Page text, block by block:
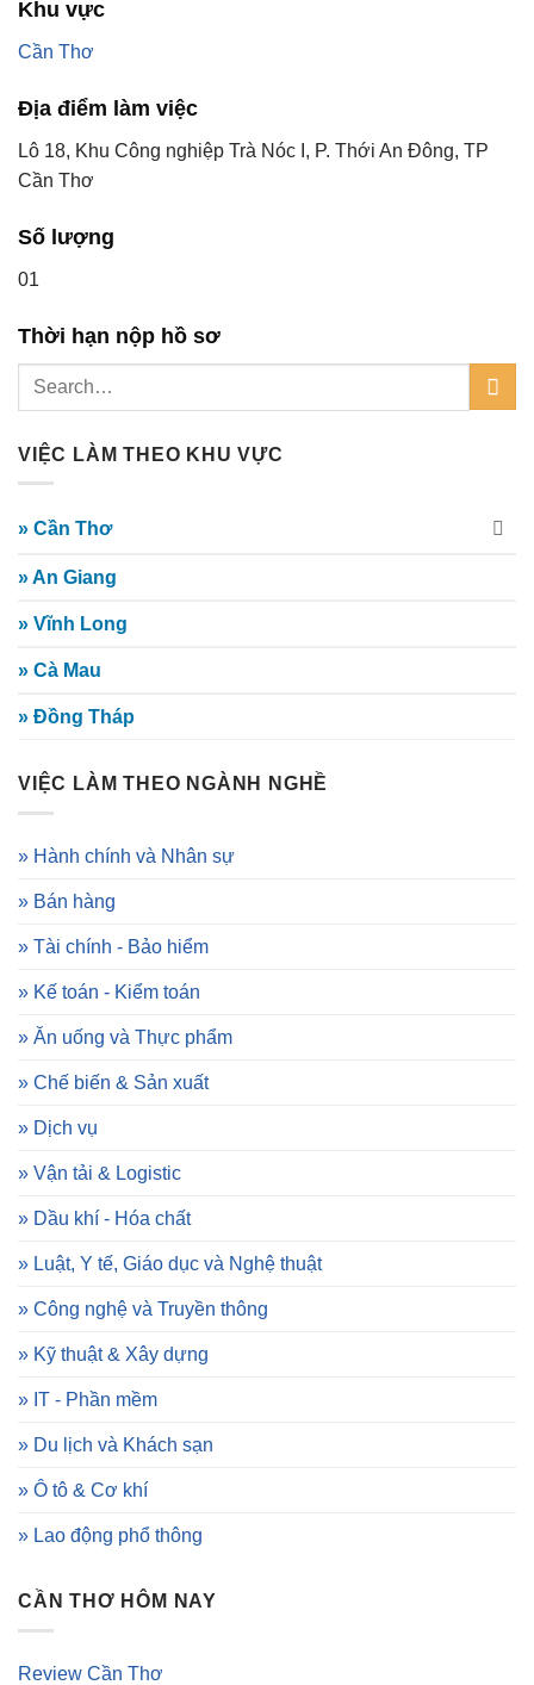
Khu vực
Cần Thơ
Địa điểm làm việc
Lô 18, Khu Công nghiệp Trà Nóc I, P. Thới An Đông, TP
Cần Thơ
Số lượng
01
Thời hạn nộp hồ sơ
VIỆC LÀM THEO KHU VỰC
» Cần Thơ
» An Giang
» Vĩnh Long
» Cà Mau
» Đồng Tháp
VIỆC LÀM THEO NGÀNH NGHỀ
» Hành chính và Nhân sự
» Bán hàng
» Tài chính - Bảo hiểm
» Kế toán - Kiểm toán
» Ăn uống và Thực phẩm
» Chế biến & Sản xuất
» Dịch vụ
» Vận tải & Logistic
» Dầu khí - Hóa chất
» Luật, Y tế, Giáo dục và Nghệ thuật
» Công nghệ và Truyền thông
» Kỹ thuật & Xây dựng
» IT - Phần mềm
» Du lịch và Khách sạn
» Ô tô & Cơ khí
» Lao động phổ thông
CẦN THƠ HÔM NAY
Review Cần Thơ